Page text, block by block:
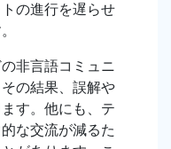
の進行を遅らせ
非言語コミュニ
の結果、誤解や
す。他にも、テ
な交流が減るた